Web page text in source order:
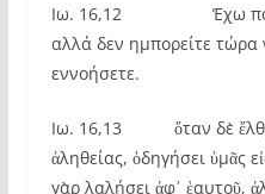
Ιω. 16,12 Έχω
αλλά δεν ημπορείτε τώρα
εννοήσετε.
Ιω. 16,13 ὅταν δὲ ἔλθῃ
ἀληθείας, ὁδηγήσει ὑμᾶς
γὰρ λαλήσει ἀφ᾿ ἑαυτοῦ,